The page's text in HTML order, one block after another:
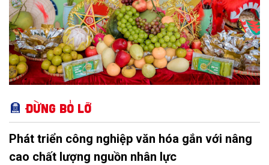
Đừng bỏ lỡ
Phát triển công nghiệp văn hóa gắn với nâng
cao chất lượng nguồn nhân lực